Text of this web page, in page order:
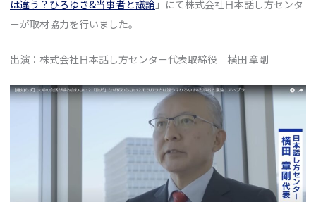
は違う？ひろゆき&当事者と議論 」にて株式会社日本話し方センタ
ーが取材協力を行いました。
出演：株式会社日本話し方センター代表取締役 横田 章剛